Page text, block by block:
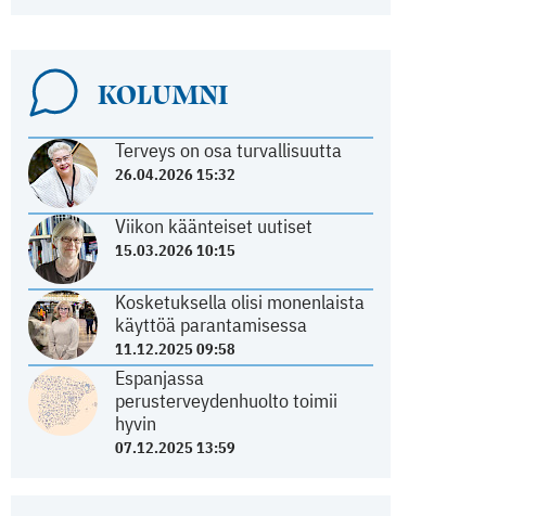
KOLUMNI
Terveys on osa turvallisuutta
26.04.2026 15:32
Viikon käänteiset uutiset
15.03.2026 10:15
Kosketuksella olisi monenlaista
käyttöä parantamisessa
11.12.2025 09:58
Espanjassa
perusterveydenhuolto toimii
hyvin
07.12.2025 13:59